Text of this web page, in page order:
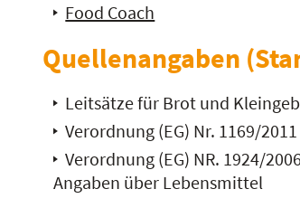
Food Coach
Quellenangaben
Leitsätze für Brot und
Verordnung (EG) Nr. 1169/
Verordnung (EG) NR. 1924/
Angaben über Lebensmittel